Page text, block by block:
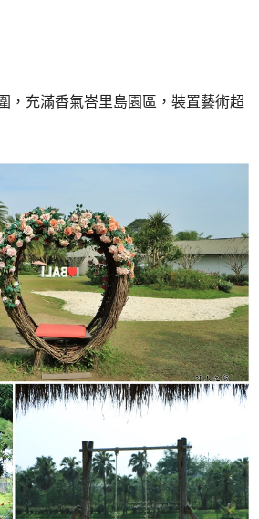
，充滿香氣峇里島園區，裝置藝術超